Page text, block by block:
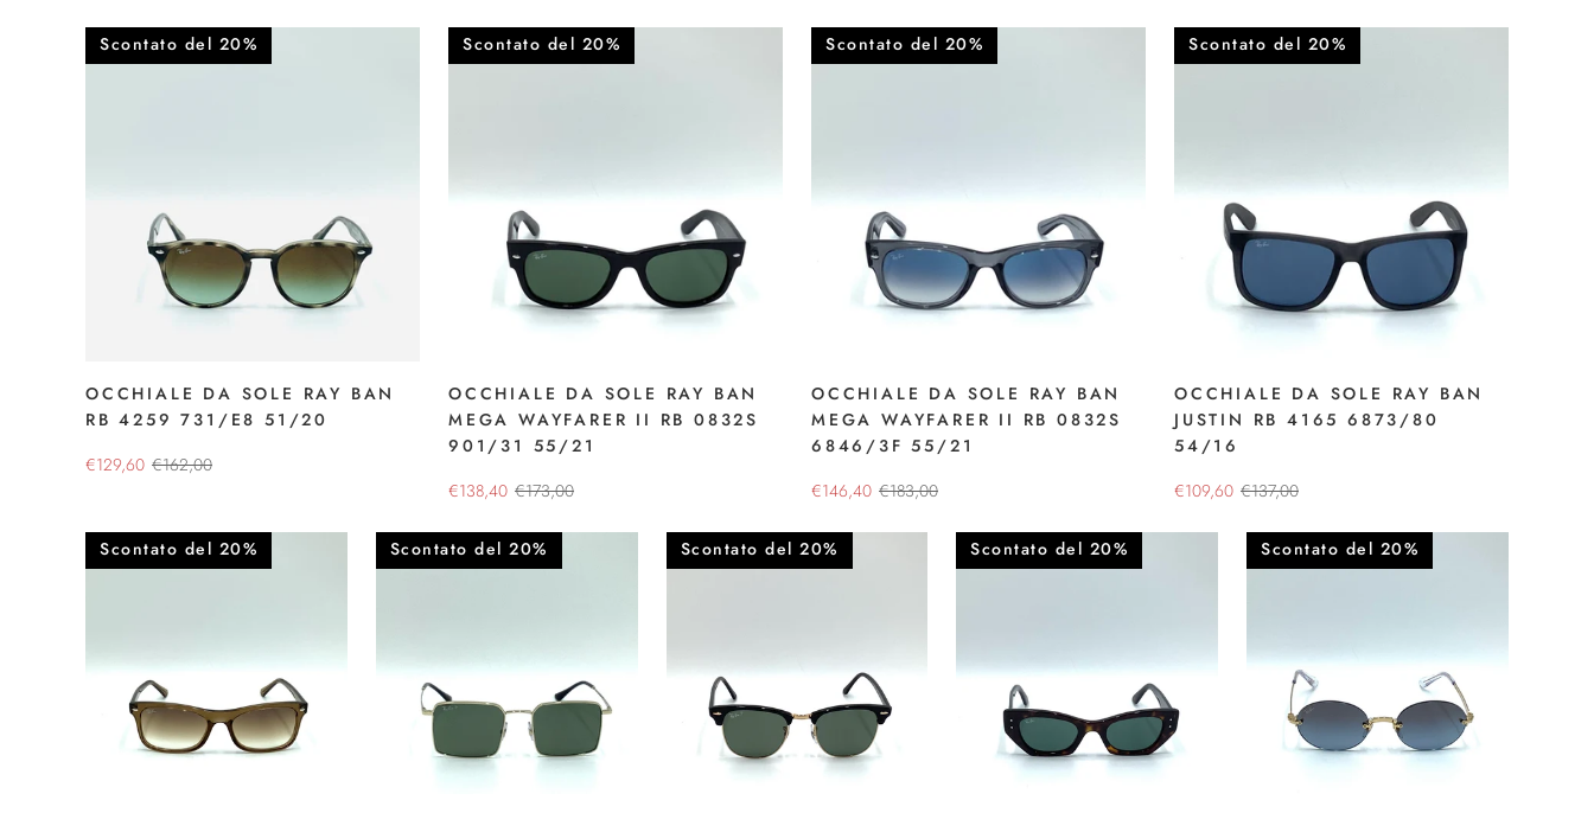
Scontato del 20%
OCCHIALE DA SOLE RAY BAN
RB 4259 731/E8 51/20
€129,60 €162,00
Scontato del 20%
OCCHIALE DA SOLE RAY BAN
MEGA WAYFARER II RB 0832S
901/31 55/21
€138,40 €173,00
Scontato del 20%
OCCHIALE DA SOLE RAY BAN
MEGA WAYFARER II RB 0832S
6846/3F 55/21
€146,40 €183,00
Scontato del 20%
OCCHIALE DA SOLE RAY BAN
JUSTIN RB 4165 6873/80
54/16
€109,60 €137,00
Scontato del 20% Scontato del 20% Scontato del 20% Scontato del 20% Scontato del 20%